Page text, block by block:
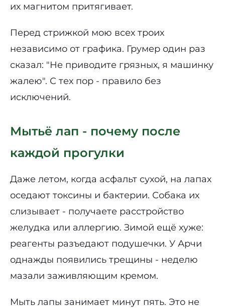
их магнитом притягивает.
Перед стрижкой мою всех троих
независимо от графика. Грумер один раз
сказал: "Не приводите грязных, я машинку
жалею". С тех пор - правило без
исключений.
Мытьё лап - почему после
каждой прогулки
Даже летом, когда асфальт сухой, на лапах
оседают токсины и бактерии. Собака их
слизывает - получаете расстройство
желудка или аллергию. Зимой ещё хуже:
реагенты разъедают подушечки. У Арчи
однажды появились трещины - неделю
мазали заживляющим кремом.
Мыть лапы занимает минут пять. Это не